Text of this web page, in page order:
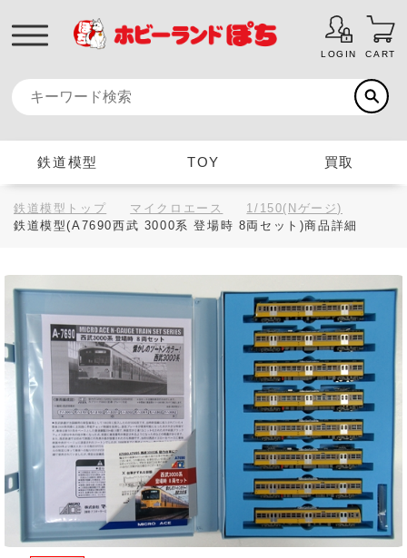
LOGIN CART
鉄道模型 TOY 買取
鉄道模型トップ マイクロエース
1/150(Nゲージ)
鉄道模型(A7690西武 3000系 登場時 8両セット)商品詳細